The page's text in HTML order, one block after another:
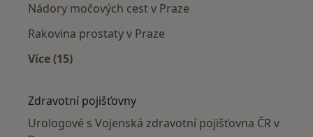
Nádory močových cest v Praze
Rakovina prostaty v Praze
Více (15)
Zdravotní pojišťovny
Urologové s Vojenská zdravotní pojišťovna ČR v